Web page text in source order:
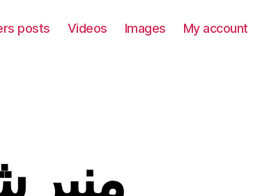
posts Videos Images My account
منير